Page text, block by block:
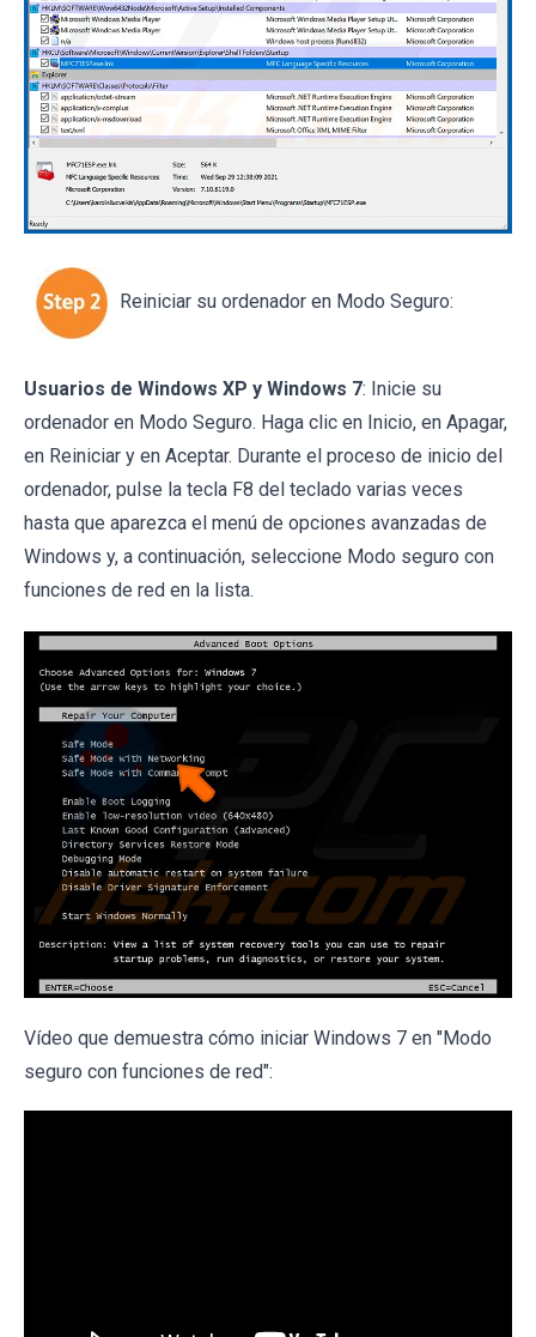
Reiniciar su ordenador en Modo Seguro:
Usuarios de Windows XP y Windows 7: Inicie su
ordenador en Modo Seguro. Haga clic en Inicio, en Apagar,
en Reiniciar y en Aceptar. Durante el proceso de inicio del
ordenador, pulse la tecla F8 del teclado varias veces
hasta que aparezca el menú de opciones avanzadas de
Windows y, a continuación, seleccione Modo seguro con
funciones de red en la lista.
Vídeo que demuestra cómo iniciar Windows 7 en "Modo
seguro con funciones de red":